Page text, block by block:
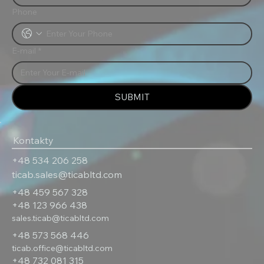
Kontakty
‎+48 534 206 258
ticab.sales@ticabltd.com
+48 459 567 328
+‎48 123 966 438
sales.ticab@ticabltd.com
+48 573 568 446
ticab.office@ticabltd.com
+48 732 081 315
SUBMIT